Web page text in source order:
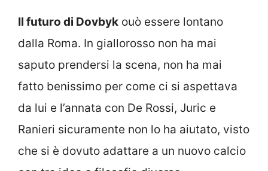
Il futuro di Dovbyk ouò essere lontano
dalla Roma. In giallorosso non ha mai
saputo prendersi la scena, non ha mai
fatto benissimo per come ci si aspettava
da lui e l’annata con De Rossi, Juric e
Ranieri sicuramente non lo ha aiutato, visto
che si è dovuto adattare a un nuovo calcio